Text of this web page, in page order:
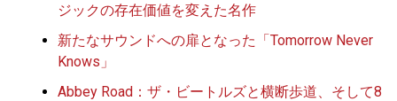
ジックの存在価値を変えた名作
新たなサウンドへの扉となった「Tomorrow Never
Knows」
Abbey Road：ザ・ビートルズと横断歩道、そして8